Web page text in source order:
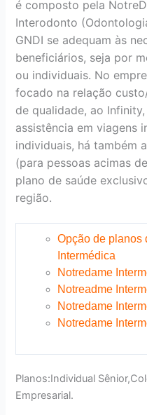
é composto pela
Interodonto
GNDI se adequam às
beneficiários, seja por
ou individuais. No
focado na relação
de qualidade, ao
assistência em viagens
individuais, há também
(para pessoas acimas
plano de saúde
região.
Opção de planos
Intermédica
Notredame
Notreadme
Notredame
Notredame
Planos:Individual
Empresarial.